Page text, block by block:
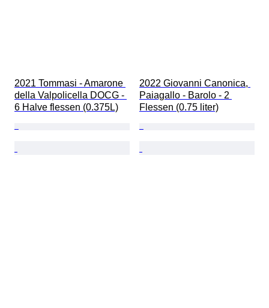
2021 Tommasi - Amarone
della Valpolicella DOCG -
6 Halve flessen (0.375L)
2022 Giovanni Canonica,
Paiagallo - Barolo - 2
Flessen (0.75 liter)